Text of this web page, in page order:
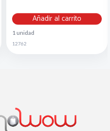
Añadir al carrito
1 unidad
12762